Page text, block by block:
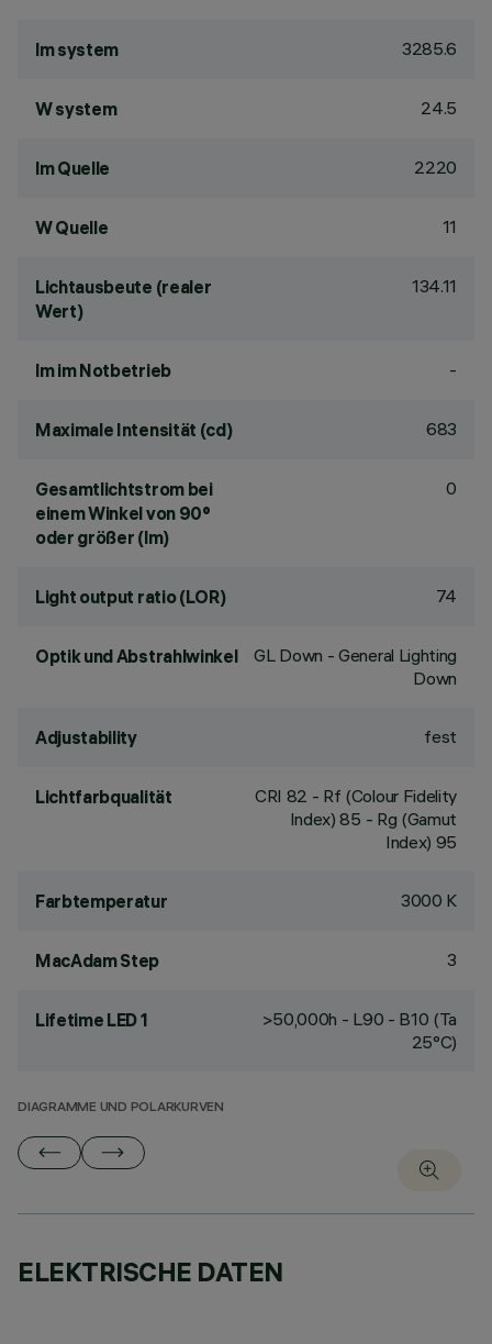
lm system 3285.6
W system 24.5
lm Quelle 2220
W Quelle 11
Lichtausbeute (realer
Wert)
134.11
lm im Notbetrieb -
Maximale Intensität (cd) 683
Gesamtlichtstrom bei
einem Winkel von 90°
oder größer (lm)
0
Light output ratio (LOR) 74
Optik und Abstrahlwinkel
GL Down - General Lighting
Down
Adjustability fest
Lichtfarbqualität CRI 82 - Rf (Colour Fidelity
Index) 85 - Rg (Gamut
Index) 95
Farbtemperatur 3000 K
MacAdam Step 3
Lifetime LED 1
>50,000h - L90 - B10 (Ta
25°C)
DIAGRAMME UND POLARKURVEN
ELEKTRISCHE DATEN